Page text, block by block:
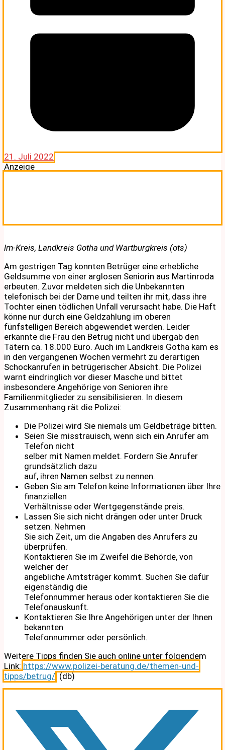
21. Juli 2022
Anzeige
lm-Kreis, Landkreis Gotha und Wartburgkreis (ots)
Am gestrigen Tag konnten Betrüger eine erhebliche
Geldsumme von einer arglosen Seniorin aus Martinroda
erbeuten. Zuvor meldeten sich die Unbekannten
telefonisch bei der Dame und teilten ihr mit, dass ihre
Tochter einen tödlichen Unfall verursacht habe. Die Haft
könne nur durch eine Geldzahlung im oberen
fünfstelligen Bereich abgewendet werden. Leider
erkannte die Frau den Betrug nicht und übergab den
Tätern ca. 18.000 Euro. Auch im Landkreis Gotha kam es
in den vergangenen Wochen vermehrt zu derartigen
Schockanrufen in betrügerischer Absicht. Die Polizei
warnt eindringlich vor dieser Masche und bittet
insbesondere Angehörige von Senioren ihre
Familienmitglieder zu sensibilisieren. In diesem
Zusammenhang rät die Polizei:
Die Polizei wird Sie niemals um Geldbeträge bitten.
Seien Sie misstrauisch, wenn sich ein Anrufer am
Telefon nicht
selber mit Namen meldet. Fordern Sie Anrufer
grundsätzlich dazu
auf, ihren Namen selbst zu nennen.
Geben Sie am Telefon keine Informationen über Ihre
finanziellen
Verhältnisse oder Wertgegenstände preis.
Lassen Sie sich nicht drängen oder unter Druck
setzen. Nehmen
Sie sich Zeit, um die Angaben des Anrufers zu
überprüfen.
Kontaktieren Sie im Zweifel die Behörde, von
welcher der
angebliche Amtsträger kommt. Suchen Sie dafür
eigenständig die
Telefonnummer heraus oder kontaktieren Sie die
Telefonauskunft.
Kontaktieren Sie Ihre Angehörigen unter der Ihnen
bekannten
Telefonnummer oder persönlich.
Weitere Tipps finden Sie auch online unter folgendem
Link: https://www.polizei-beratung.de/themen-und-
tipps/betrug/. (db)